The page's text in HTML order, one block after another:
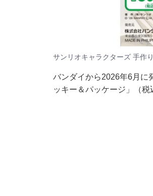
サンリオキャラクターズ 手作
バンダイから2026年6月に
ッキー＆パッケージ」（税